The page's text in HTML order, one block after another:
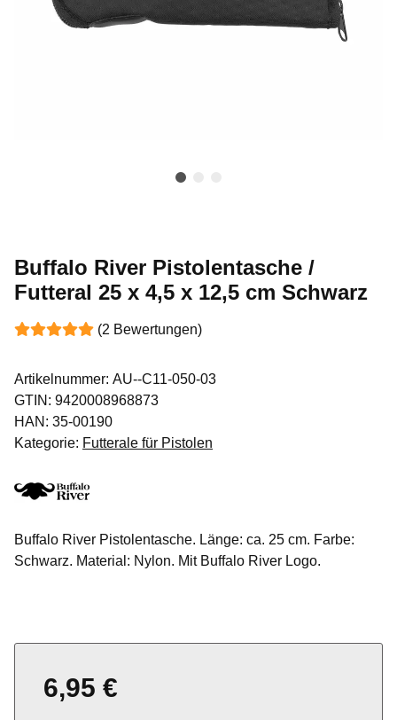
Buffalo River Pistolentasche /
Futteral 25 x 4,5 x 12,5 cm Schwarz
(2 Bewertungen)
Artikelnummer: AU--C11-050-03
GTIN: 9420008968873
HAN: 35-00190
Kategorie: Futterale für Pistolen
Buffalo River Pistolentasche. Länge: ca. 25 cm. Farbe:
Schwarz. Material: Nylon. Mit Buffalo River Logo.
6,95 €